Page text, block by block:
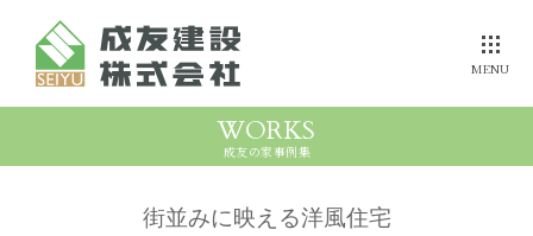
MENU
伝えたい
誰よりも
健康にこだわる方へ
WORKS
成友の家事例集
街並みに映える洋風住宅